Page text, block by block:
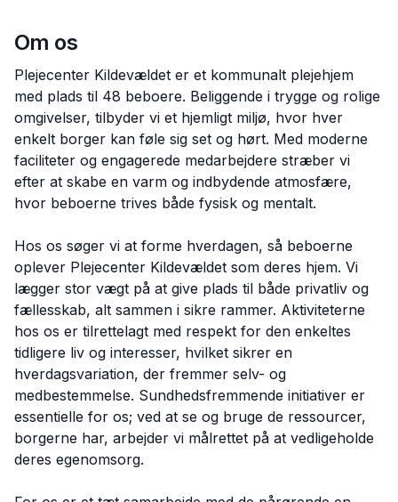
Om os
Plejecenter Kildevældet er et kommunalt plejehjem
med plads til 48 beboere. Beliggende i trygge og rolige
omgivelser, tilbyder vi et hjemligt miljø, hvor hver
enkelt borger kan føle sig set og hørt. Med moderne
faciliteter og engagerede medarbejdere stræber vi
efter at skabe en varm og indbydende atmosfære,
hvor beboerne trives både fysisk og mentalt.
Hos os søger vi at forme hverdagen, så beboerne
oplever Plejecenter Kildevældet som deres hjem. Vi
lægger stor vægt på at give plads til både privatliv og
fællesskab, alt sammen i sikre rammer. Aktiviteterne
hos os er tilrettelagt med respekt for den enkeltes
tidligere liv og interesser, hvilket sikrer en
hverdagsvariation, der fremmer selv- og
medbestemmelse. Sundhedsfremmende initiativer er
essentielle for os; ved at se og bruge de ressourcer,
borgerne har, arbejder vi målrettet på at vedligeholde
deres egenomsorg.